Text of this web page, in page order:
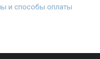
и способы оплаты